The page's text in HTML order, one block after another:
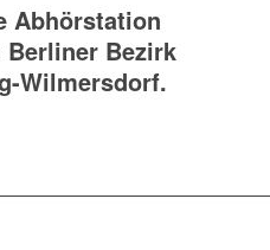
Abhörstation
Bezirk
Wilmersdorf.